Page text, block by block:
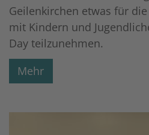
Geilenkirchen etwas für
mit Kindern und
Day teilzunehmen.
Mehr